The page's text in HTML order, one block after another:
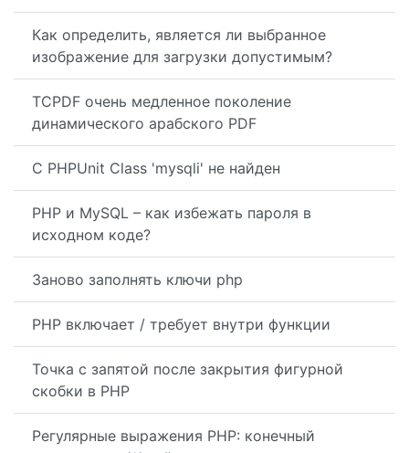
Как определить, является ли выбранное
изображение для загрузки допустимым?
TCPDF очень медленное поколение
динамического арабского PDF
С PHPUnit Class 'mysqli' не найден
PHP и MySQL – как избежать пароля в
исходном коде?
Заново заполнять ключи php
PHP включает / требует внутри функции
Точка с запятой после закрытия фигурной
скобки в PHP
Регулярные выражения PHP: конечный